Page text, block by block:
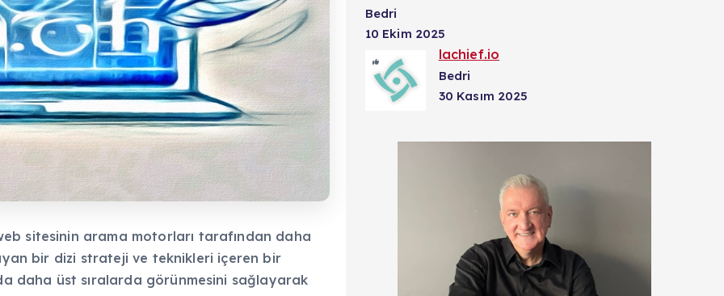
sitesinin arama motorları tarafından daha
bir dizi strateji ve teknikleri içeren bir
daha üst sıralarda görünmesini sağlayarak
Bedri
10 Ekim 2025
lachief.io
Bedri
30 Kasım 2025